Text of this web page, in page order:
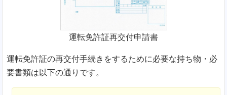
運転免許証再交付申請書
運転免許証の再交付手続きをするために必要な持ち物・必
要書類は以下の通りです。